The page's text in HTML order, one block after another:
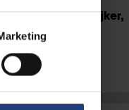
toegankelijker,